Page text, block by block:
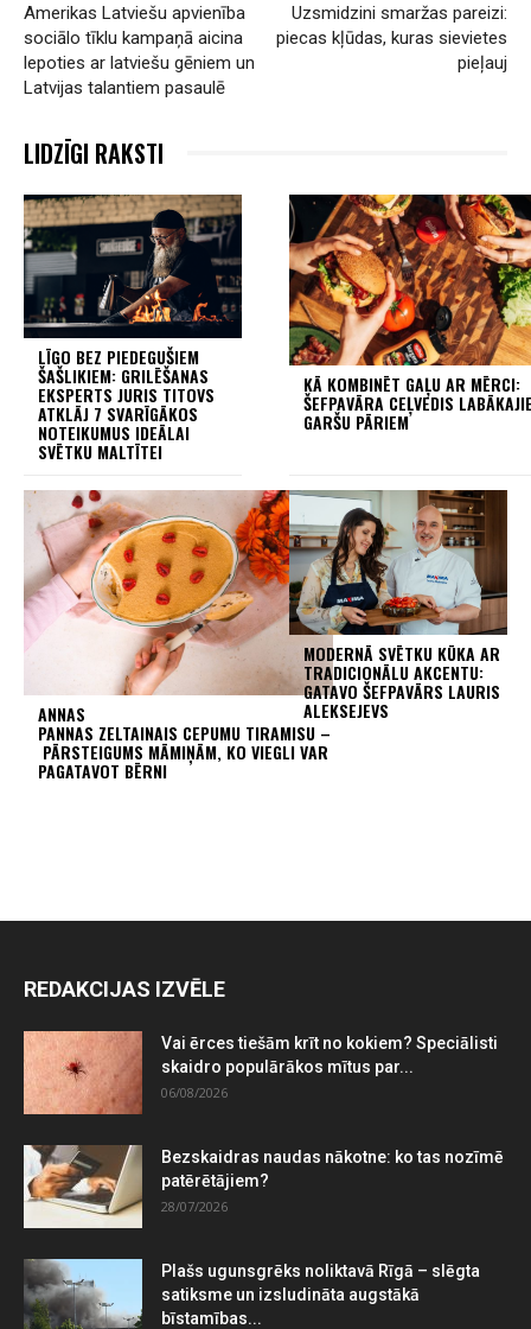
Amerikas Latviešu apvienība
sociālo tīklu kampaņā aicina
lepoties ar latviešu gēniem un
Latvijas talantiem pasaulē
Uzsmidzini smaržas pareizi:
piecas kļūdas, kuras sievietes
pieļauj
LIDZĪGI RAKSTI
LĪGO BEZ PIEDEGUŠIEM
ŠAŠLIKIEM: GRILĒŠANAS
EKSPERTS JURIS TITOVS
ATKLĀJ 7 SVARĪGĀKOS
NOTEIKUMUS IDEĀLAI
SVĒTKU MALTĪTEI
KĀ KOMBINĒT GAĻU AR MĒRCI:
ŠEFPAVĀRA CEĻVEDIS
GARŠU PĀRIEM
ANNAS
PANNAS ZELTAINAIS CEPUMU TIRAMISU –
PĀRSTEIGUMS MĀMIŅĀM, KO VIEGLI VAR
PAGATAVOT BĒRNI
MODERNĀ SVĒTKU KŪKA AR
TRADICIONĀLU AKCENTU:
GATAVO ŠEFPAVĀRS LAURIS
ALEKSEJEVS
REDAKCIJAS IZVĒLE
Vai ērces tiešām krīt no kokiem? Speciālisti
skaidro populārākos mītus par...
06/08/2026
Bezskaidras naudas nākotne: ko tas nozīmē
patērētājiem?
28/07/2026
Plašs ugunsgrēks noliktavā Rīgā – slēgta
satiksme un izsludināta augstākā
bīstamības...